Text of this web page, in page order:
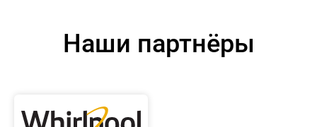
Наши партнёры